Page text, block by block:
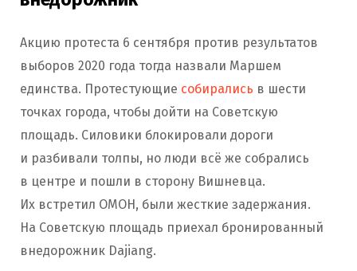
Акцию протеста 6 сентября против результатов
выборов 2020 года тогда назвали Маршем
единства. Протестующие собирались в шести
точках города, чтобы дойти на Советскую
площадь. Силовики блокировали дороги
и разбивали толпы, но люди всё же собрались
в центре и пошли в сторону Вишневца.
Их встретил ОМОН, были жесткие задержания.
На Советскую площадь приехал бронированный
внедорожник Dajiang.